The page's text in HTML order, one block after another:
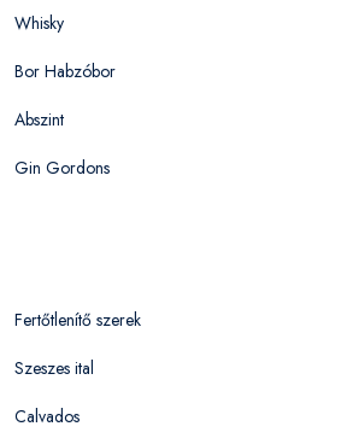
Whisky
Bor Habzóbor
Abszint
Gin Gordons
Fertőtlenítő szerek
Szeszes ital
Calvados